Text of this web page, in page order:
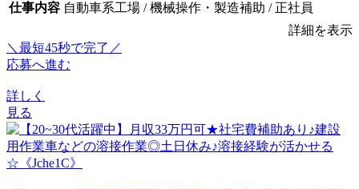
仕事内容 自動車系工場 / 機械操作・製造補助 / 正社員
詳細を表示
＼最短45秒で完了／
応募へ進む
詳しく
見る